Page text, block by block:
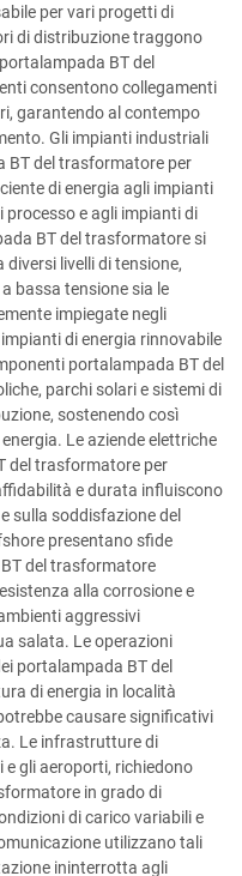
per vari progetti di
di distribuzione traggono
BT del
consentono collegamenti
garantendo al contempo
Gli impianti industriali
BT del trasformatore per
di energia agli impianti
e agli impianti di
BT del trasformatore si
livelli di tensione,
bassa tensione sia le
impiegate negli
di energia rinnovabile
portalampada BT del
parchi solari e sistemi di
sostenendo così
Le aziende elettriche
del trasformatore per
e durata influiscono
sulla soddisfazione del
presentano sfide
del trasformatore
alla corrosione e
aggressivi
salata. Le operazioni
portalampada BT del
di energia in località
causare significativi
Le infrastrutture di
gli aeroporti, richiedono
in grado di
di carico variabili e
utilizzano tali
ininterrotta agli